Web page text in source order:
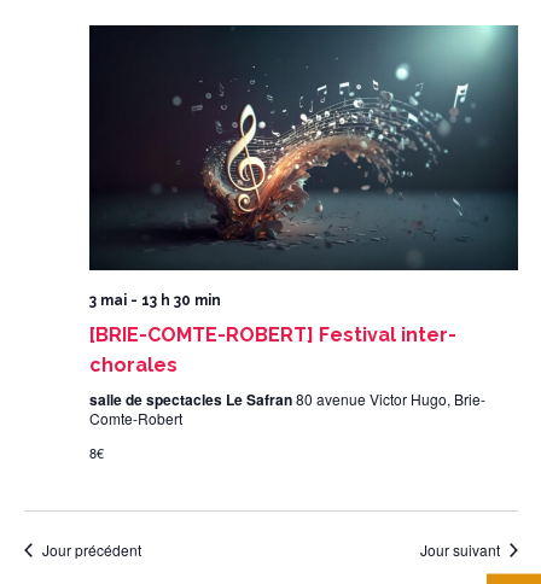
3 mai - 13 h 30 min
[BRIE-COMTE-ROBERT] Festival inter-
chorales
salle de spectacles Le Safran80 avenue Victor Hugo, Brie-
Comte-Robert
8€
Jour précédent Jour suivant